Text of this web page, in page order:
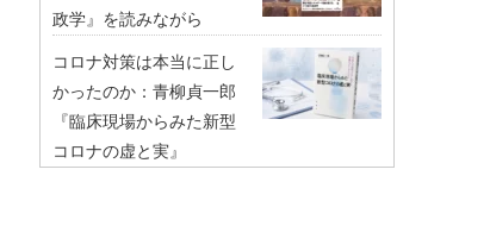
政学』を読みながら
コロナ対策は本当に正し
かったのか：青柳貞一郎
『臨床現場からみた新型
コロナの虚と実』